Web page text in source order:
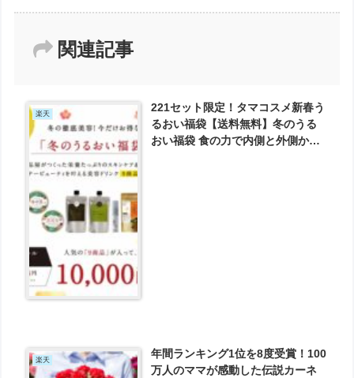
関連記事
楽天
221セット限定！タマコスメ新春う
るおい福袋【送料無料】冬のうる
おい福袋 食の力で内側と外側から
楽天
年間ランキング1位を8度受賞！100
万人のママが感動した伝説カーネ